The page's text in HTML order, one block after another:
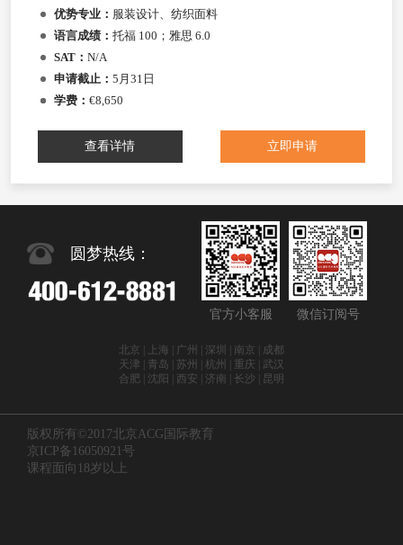
优势专业： 服装设计、纺织面料
语言成绩： 托福 100；雅思 6.0
SAT： N/A
申请截止： 5月31日
学费： €8,650
查看详情 立即申请
圆梦热线：
官方小客服 微信订阅号
北京 | 上海 | 广州 | 深圳 | 南京 | 成都
天津 | 青岛 | 苏州 | 杭州 | 重庆 | 武汉
合肥 | 沈阳 | 西安 | 济南 | 长沙 | 昆明
版权所有©2017北京ACG国际教育
京ICP备16050921号
课程面向18岁以上